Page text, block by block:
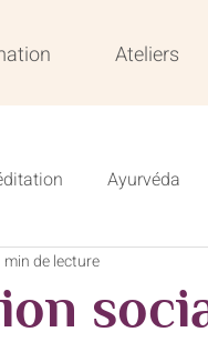
Ateliers
Ayurvéda
Résilience
min de lecture